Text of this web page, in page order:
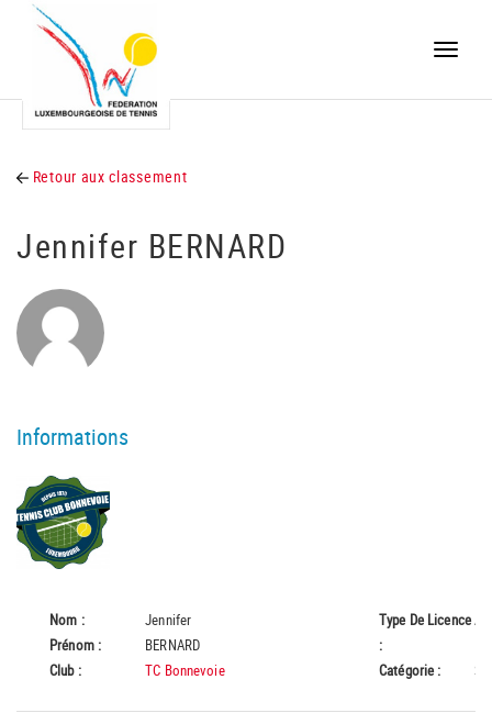
Toggle
Retour aux classement
Jennifer BERNARD
Informations
Nom :
Jennifer
Prénom :
BERNARD
Club :
TC Bonnevoie
Type De Licence
:
A
Catégorie :